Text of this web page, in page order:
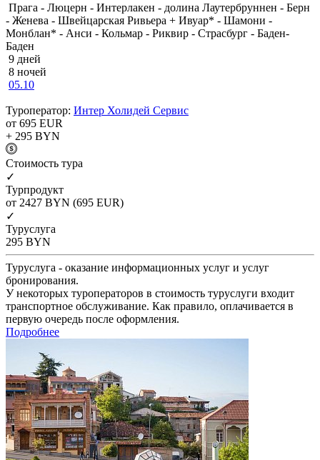
Прага - Люцерн - Интерлакен - долина Лаутербруннен - Берн
- Женева - Швейцарская Ривьера + Ивуар* - Шамони -
Монблан* - Анси - Кольмар - Риквир - Страсбург - Баден-
Баден
9 дней
8 ночей
05.10
Туроператор: Интер Холидей Сервис
от 695 EUR
+ 295 BYN
Cтоимость тура
✓
Турпродукт
от 2427 BYN (695 EUR)
✓
Туруслуга
295 BYN
Туруслуга - оказание информационных услуг и услуг
бронирования.
У некоторых туроператоров в стоимость туруслуги входит
транспортное обслуживание. Как правило, оплачивается в
первую очередь после оформления.
Подробнее